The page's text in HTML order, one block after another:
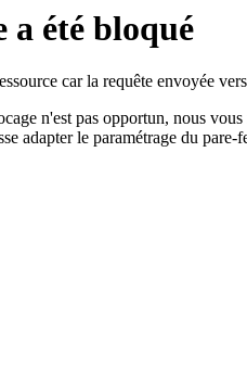
a été bloqué
car la requête envoyée
n'est pas opportun, nous
adapter le paramétrage du pare-